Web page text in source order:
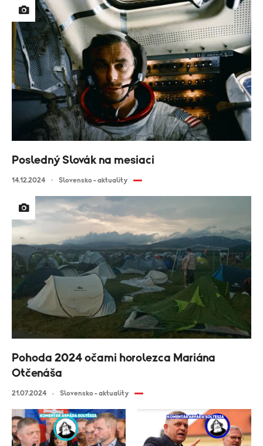
Posledný Slovák na mesiaci
14.12.2024 Slovensko - aktuality
Pohoda 2024 očami horolezca Mariána
Otčenáša
21.07.2024 Slovensko - aktuality